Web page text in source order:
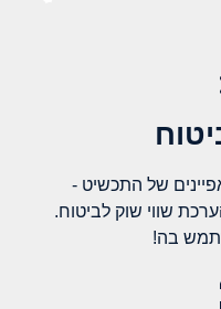
של התכשיט -
שווי שוק לביטוח.
בה!